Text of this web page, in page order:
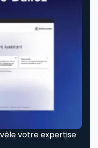
votre expertise